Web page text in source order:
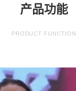
产品功能
PRODUCT FUNCTION